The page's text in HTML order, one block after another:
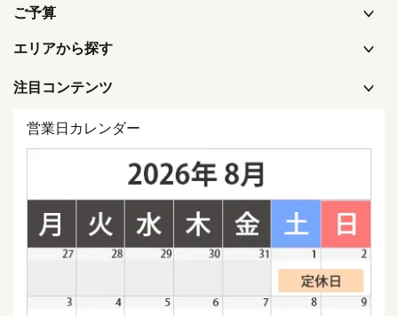
ご予算
エリアから探す
注目コンテンツ
営業日カレンダー